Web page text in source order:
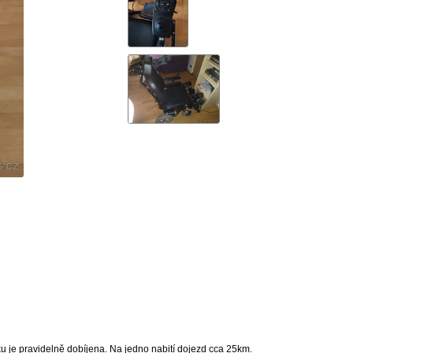
je pravidelně dobíjena. Na jedno nabití dojezd cca 25km.